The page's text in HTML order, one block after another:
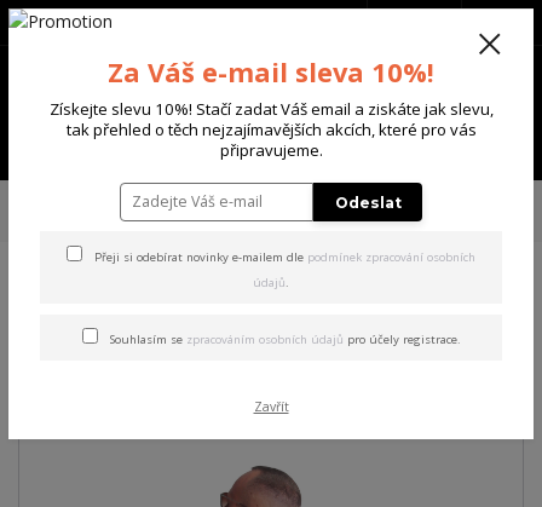
Menu
+420 702 136 620
TRIKA & TÍLKA
Yakuza pánské tričko Outside Regular
Regular T-Shirt black S
Za Váš e-mail sleva 10%!
Získejte slevu 10%! Stačí zadat Váš email a ziskáte jak slevu,
tak přehled o těch nejzajímavějších akcích, které pro vás
připravujeme.
Odeslat
Přeji si odebírat novinky e-mailem dle podmínek zpracování osobních
údajů.
Souhlasím se zpracováním osobních údajů pro účely registrace.
Zavřít